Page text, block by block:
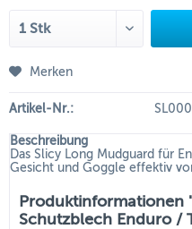
Merken
Artikel-Nr.:
Beschreibung
Das Slicy Long Mudguard für
Gesicht und Goggle effektiv
Produktinformationen
Schutzblech Enduro /